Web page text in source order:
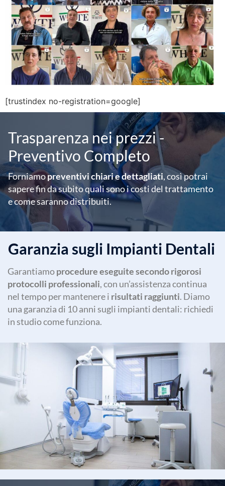
[trustindex no-registration=google]
Trasparenza nei prezzi -
Preventivo Completo
Forniamopreventivi chiari e dettagliati, così potrai
sapere fin da subito quali sono i costi del trattamento
e come saranno distribuiti.
Garanzia sugli Impianti Dentali
Garantiamoprocedure eseguite secondo rigorosi
protocolli professionali, con un’assistenza continua
nel tempo per mantenere i risultati raggiunti. Diamo
una garanzia di 10 anni sugli impianti dentali: richiedi
in studio come funziona.